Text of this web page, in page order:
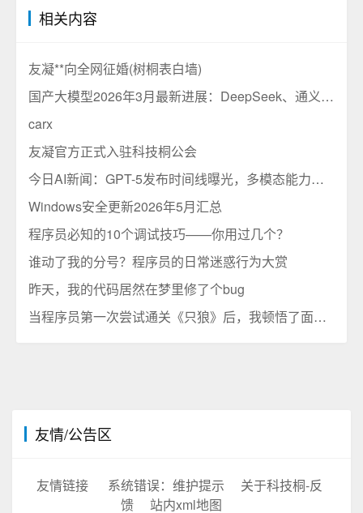
相关内容
友凝**向全网征婚(树桐表白墙)
国产大模型2026年3月最新进展：DeepSeek、通义千问、文心一言三强争霸格局分析
carx
友凝官方正式入驻科技桐公会
今日AI新闻：GPT-5发布时间线曝光，多模态能力将迎来质的飞跃
Windows安全更新2026年5月汇总
程序员必知的10个调试技巧——你用过几个？
谁动了我的分号？程序员的日常迷惑行为大赏
昨天，我的代码居然在梦里修了个bug
当程序员第一次尝试通关《只狼》后，我顿悟了面向对象编程的真谛
友情/公告区
友情链接 系统错误：维护提示
关于科技桐-反
馈
站内xml地图